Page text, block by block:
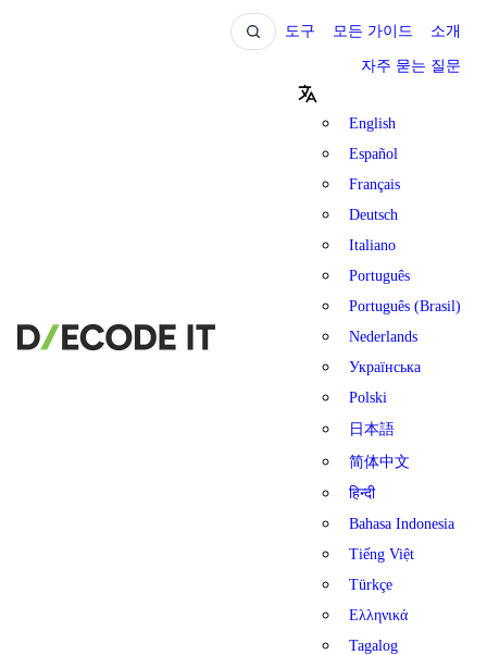
도구 모든 가이드 소개
자주 묻는 질문
English
Español
Français
Deutsch
Italiano
Português
Português (Brasil)
Nederlands
Українська
Polski
日本語
简体中文
हिन्दी
Bahasa Indonesia
Tiếng Việt
Türkçe
Ελληνικά
Tagalog